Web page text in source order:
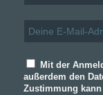
Mit der
außerdem den
Zustimmung